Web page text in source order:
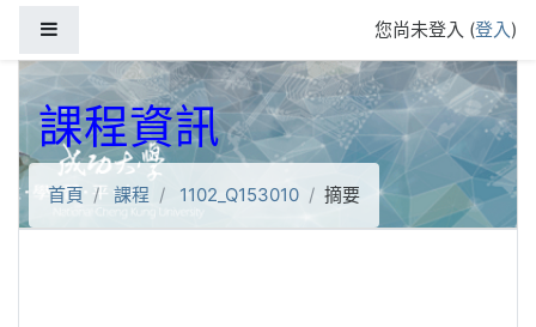
您尚未登入 (登入)
課程資訊
首頁 課程 1102_Q153010 摘要